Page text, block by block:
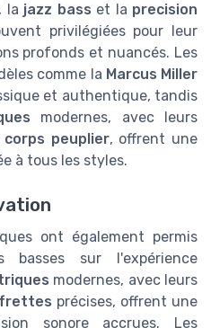
la jazz bass et la precision
privilégiées pour leur
profonds et nuancés. Les
comme la Marcus Miller
et authentique, tandis
modernes, avec leurs
corps peuplier, offrent une
à tous les styles.
ont également permis
basses sur l'expérience
modernes, avec leurs
frettes précises, offrent une
sonore accrues. Les